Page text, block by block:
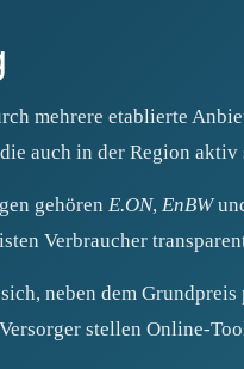
mehrere etablierte
auch in der Region aktiv
gehören E.ON, EnBW
Verbraucher
neben dem
stellen